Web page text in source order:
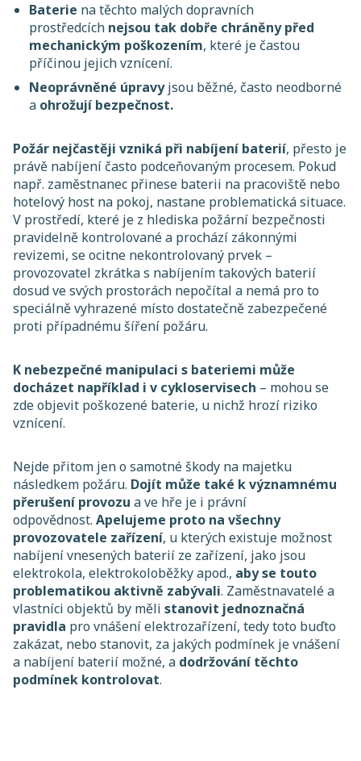
Baterie na těchto malých dopravních
prostředcích nejsou tak dobře chráněny před
mechanickým poškozením, které je častou
příčinou jejich vznícení.
Neoprávněné úpravyjsou běžné, často neodborné
a ohrožují bezpečnost.
Požár nejčastěji vzniká při nabíjení baterií, přesto je
právě nabíjení často podceňovaným procesem. Pokud
např. zaměstnanec přinese baterii na pracoviště nebo
hotelový host na pokoj, nastane problematická situace.
V prostředí, které je z hlediska požární bezpečnosti
pravidelně kontrolované a prochází zákonnými
revizemi, se ocitne nekontrolovaný prvek –
provozovatel zkrátka s nabíjením takových baterií
dosud ve svých prostorách nepočítal a nemá pro to
speciálně vyhrazené místo dostatečně zabezpečené
proti případnému šíření požáru.
K nebezpečné manipulaci s bateriemi může
docházet například i v cykloservisech – mohou se
zde objevit poškozené baterie, u nichž hrozí riziko
vznícení.
Nejde přitom jen o samotné škody na majetku
následkem požáru. Dojít může také k významnému
přerušení provozu a ve hře je i právní
odpovědnost. Apelujeme proto na všechny
provozovatele zařízení, u kterých existuje možnost
nabíjení vnesených baterií ze zařízení, jako jsou
elektrokola, elektrokoloběžky apod., aby se touto
problematikou aktivně zabývali. Zaměstnavatelé a
vlastníci objektů by měli stanovit jednoznačná
pravidla pro vnášení elektrozařízení, tedy toto buďto
zakázat, nebo stanovit, za jakých podmínek je vnášení
a nabíjení baterií možné, a dodržování těchto
podmínek kontrolovat.